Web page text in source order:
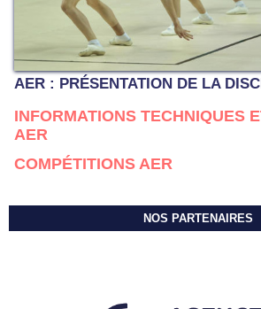
AER : PRÉSENTATION DE LA
INFORMATIONS TECHNIQUES
AER
COMPÉTITIONS AER
NOS PARTENAIRES